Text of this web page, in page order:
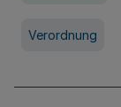
Verordnung